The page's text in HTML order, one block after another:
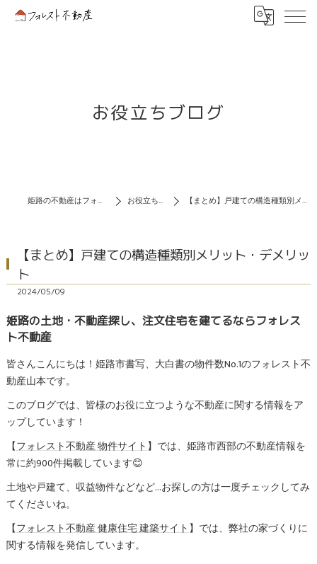
お役立ちブログ
姫路の不動産はフォレスト不動産 お役立ちブログ 【まとめ】戸建ての構造種類別メリット・デメリット
【まとめ】戸建ての構造種類別メリット・デメリッ
ト
2024/05/09
姫路の土地・不動産探し、注文住宅を建てるならフォレス
ト不動産
皆さんこんにちは！姫路市書写、大白書の物件数No.1のフォレスト不
動産山本です。
このブログでは、皆様のお役に立つような不動産に関する情報をア
ップしています！
【フォレスト不動産 物件サイト】では、姫路市西部の不動産情報を
常に約900件掲載しています😊
土地や戸建て、収益物件などなど…お探しの方は一度チェックしてみ
てくださいね。
【フォレスト不動産 健康住宅 建築サイト】では、弊社の家づくりに
関する情報を発信しています。